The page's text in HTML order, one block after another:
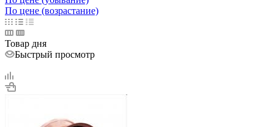
По цене (возрастание)
Товар дня
Быстрый просмотр